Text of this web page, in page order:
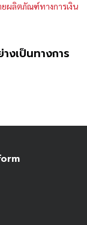
ผลิตภัณฑ์ทางการเงิน
งเป็นทางการ